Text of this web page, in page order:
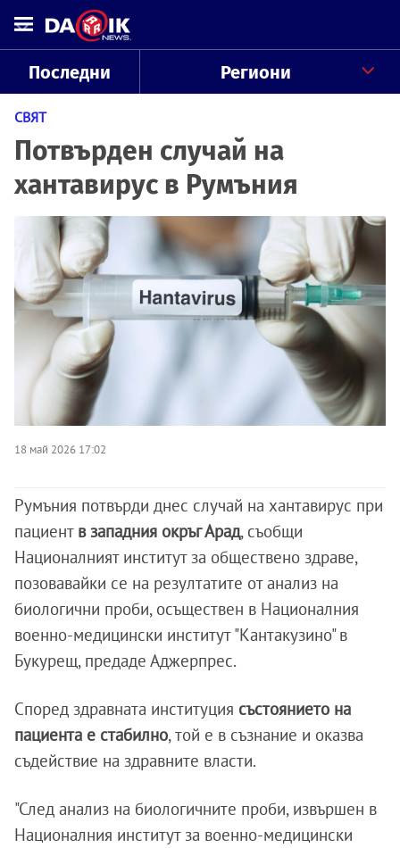
Последни Региони
СВЯТ
Потвърден случай на
хантавирус в Румъния
18 май 2026 17:02
Румъния потвърди днес случай на хантавирус при
пациент в западния окръг Арад, съобщи
Националният институт за обществено здраве,
позовавайки се на резултатите от анализ на
биологични проби, осъществен в Националния
военно-медицински институт "Кантакузино" в
Букурещ, предаде Аджерпрес.
Според здравната институция състоянието на
пациента е стабилно, той е в съзнание и оказва
съдействие на здравните власти.
"След анализ на биологичните проби, извършен в
Националния институт за военно-медицински